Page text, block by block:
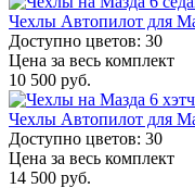
Чехлы Автопилот для
Доступно цветов: 30
Цена за весь комплект
10 500 руб.
Чехлы Автопилот для
Доступно цветов: 30
Цена за весь комплект
14 500 руб.